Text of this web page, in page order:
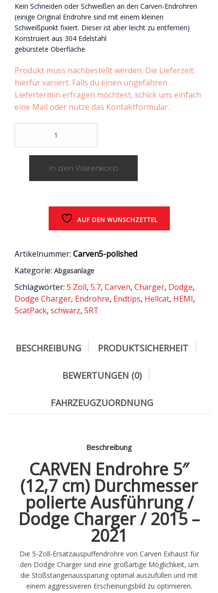
Kein Schneiden oder Schweißen an den Carven-Endrohren
(einige Original Endrohre sind mit einem kleinen
Schweißpunkt fixiert. Dieser ist aber leicht zu entfernen)
Konstruiert aus 304 Edelstahl
gebürstete Oberfläche
Produkt muss nachbestellt werden. Die Lieferzeit
hierfür variiert. Falls du einen ungefähren
Liefertermin erfragen möchtest, schick uns einfach
eine Mail oder nutze das Kontaktformular.
5"
(12,7
2015
2021
In den Warenkorb
AUF DEN WUNSCHZETTEL
Artikelnummer: Carven5-polished
Kategorie: Abgasanlage
Schlagwörter: 5 Zoll, 5.7, Carven, Charger, Dodge,
Dodge Charger, Endrohre, Endtips, Hellcat, HEMI,
ScatPack, schwarz, SRT
BESCHREIBUNG PRODUKTSICHERHEIT
BEWERTUNGEN (0)
FAHRZEUGZUORDNUNG
Beschreibung
CARVEN Endrohre 5″
(12,7 cm) Durchmesser
polierte Ausführung /
Dodge Charger / 2015 –
2021
Die 5-Zoll-Ersatzauspuffendrohre von Carven Exhaust für
den Dodge Charger sind eine großartige Möglichkeit, um
die Stoßstangenaussparung optimal auszufüllen und mit
einem aggressiveren Erscheinungsbild zu optimieren.